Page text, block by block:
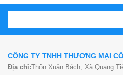
CÔNG TY TNHH THƯƠNG MẠI
Địa chỉ:Thôn Xuân Bách, Xã Quang